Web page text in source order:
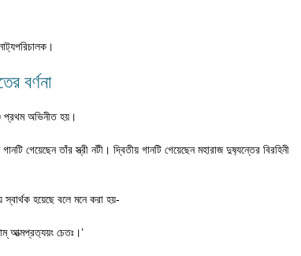
বর্ণনা
প্রথম অভিনীত হয়।
গেয়েছেন তাঁর স্ত্রী নটী। দ্বিতীয় গানটি গেয়েছেন মহারাজ দুষ‍্যন্তের বিরহিনী
হয়েছে বলে মনে করা হয়-
আত্মপ্রত‍্যয়ং চেতঃ।’